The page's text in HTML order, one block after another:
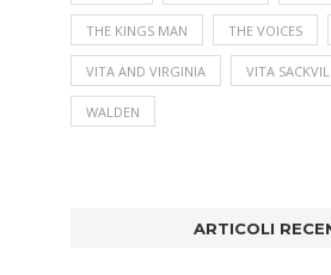
THE KINGS MAN THE VOICES
VITA AND VIRGINIA VITA
WALDEN
ARTICOLI